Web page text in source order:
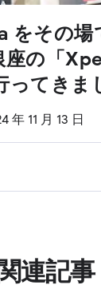
をその場
座の「
ってきま
年 11 月 13 日
関連記事